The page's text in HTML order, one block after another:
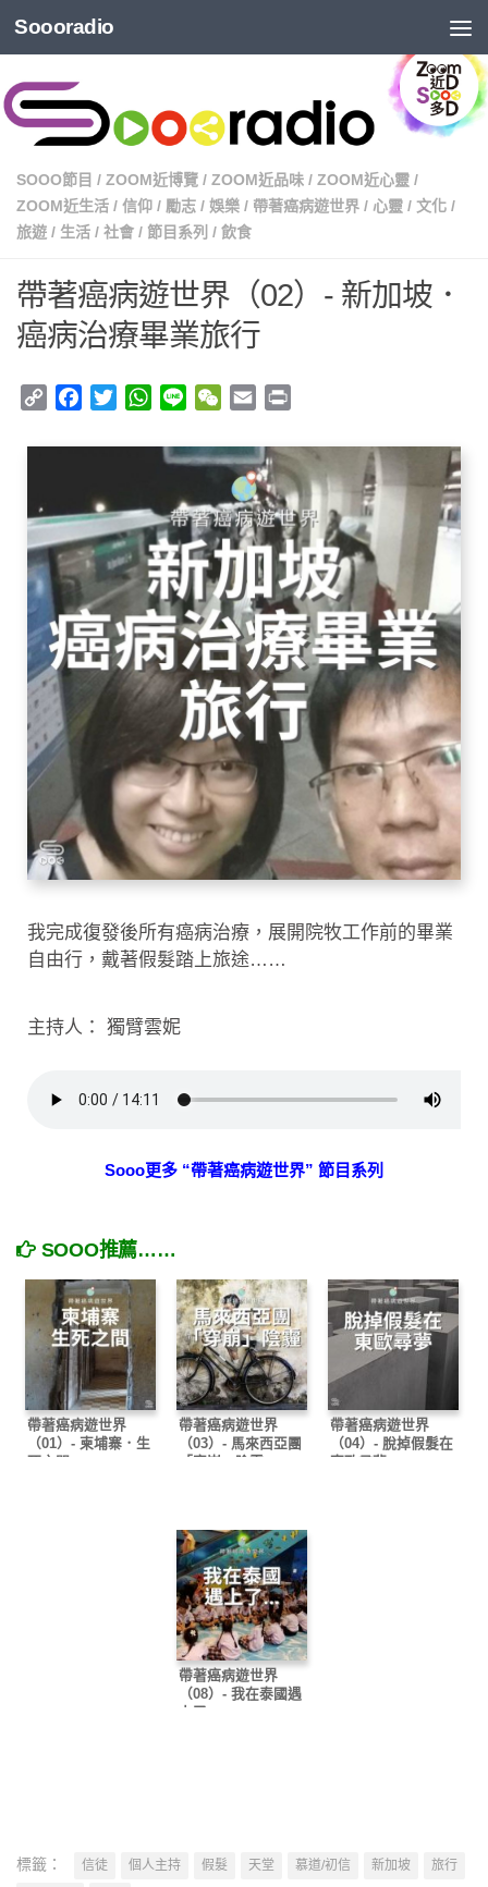
Soooradio
SOOO節目 / ZOOM近博覽 / ZOOM近品味 / ZOOM近心靈 /
ZOOM近生活 / 信仰 / 勵志 / 娛樂 / 帶著癌病遊世界 / 心靈 / 文化 /
旅遊 / 生活 / 社會 / 節目系列 / 飲食
帶著癌病遊世界（02）- 新加坡．
癌病治療畢業旅行
Copy
Facebook
TwitterWhatsApp
Line WeChat
Email
我完成復發後所有癌病治療，展開院牧工作前的畢業
自由行，戴著假髮踏上旅途……
主持人： 獨臂雲妮
Sooo更多 “帶著癌病遊世界” 節目系列
SOOO推薦……
帶著癌病遊世界
（01）- 柬埔寨．生
死之間
帶著癌病遊世界
（03）- 馬來西亞團
「穿崩」陰霾
帶著癌病遊世界
（04）- 脫掉假髮在
東歐尋夢
帶著癌病遊世界
（08）- 我在泰國遇
上了……
標籤： 信徒 個人主持 假髮 天堂 慕道/初信 新加坡
旅行